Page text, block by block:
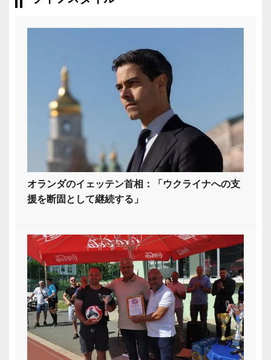
オランダのイェッテン首相：「ウクライナへの支
援を断固として継続する」